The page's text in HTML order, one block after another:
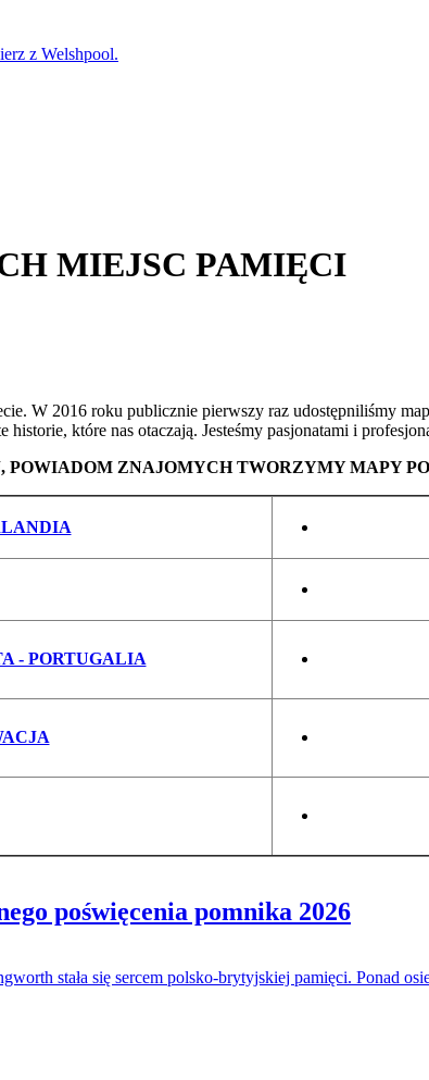
z Welshpool.
MIEJSC PAMIĘCI
W 2016 roku publicznie pierwszy raz udostępniliśmy
które nas otaczają. Jesteśmy pasjonatami i
POWIADOM ZNAJOMYCH TWORZYMY MAPY
- PORTUGALIA
poświęcenia pomnika 2026
stała się sercem polsko-brytyjskiej pamięci. Ponad